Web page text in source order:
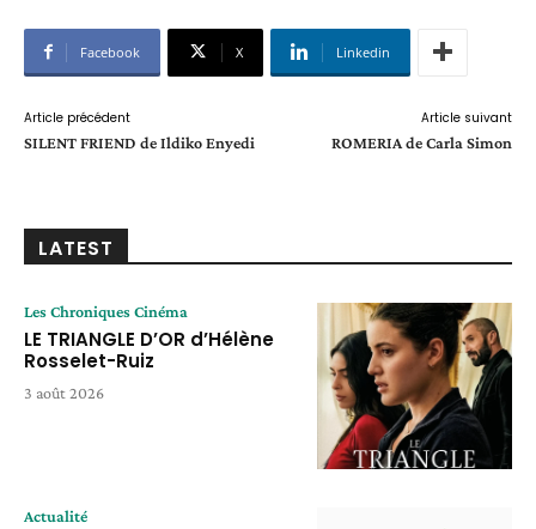
Facebook X Linkedin
Article précédent
SILENT FRIEND de Ildiko Enyedi
Article suivant
ROMERIA de Carla Simon
LATEST
Les Chroniques Cinéma
LE TRIANGLE D’OR d’Hélène
Rosselet-Ruiz
3 août 2026
Actualité